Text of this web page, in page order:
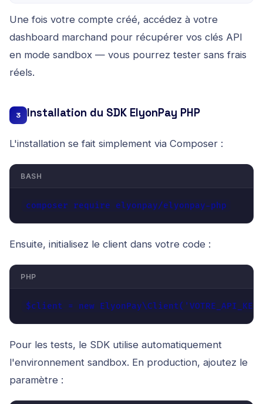
Une fois votre compte créé, accédez à votre
dashboard marchand pour récupérer vos clés API
en mode sandbox — vous pourrez tester sans frais
réels.
3 Installation du SDK ElyonPay PHP
L'installation se fait simplement via Composer :
BASH
composer require elyonpay/elyonpay-php
Ensuite, initialisez le client dans votre code :
PHP
$client = new
Pour les tests, le SDK utilise automatiquement
l'environnement sandbox. En production, ajoutez le
paramètre :